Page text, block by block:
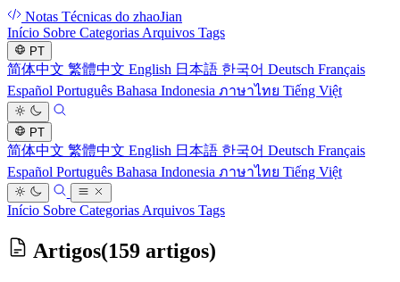
Notas Técnicas do zhaoJian
Início Sobre Categorias Arquivos Tags
PT
简体中文 繁體中文 English 日本語 한국어 Deutsch Français
Español Português Bahasa Indonesia ภาษาไทย Tiếng Việt
PT
简体中文 繁體中文 English 日本語 한국어 Deutsch Français
Español Português Bahasa Indonesia ภาษาไทย Tiếng Việt
Início Sobre Categorias Arquivos Tags
Artigos(159 artigos)